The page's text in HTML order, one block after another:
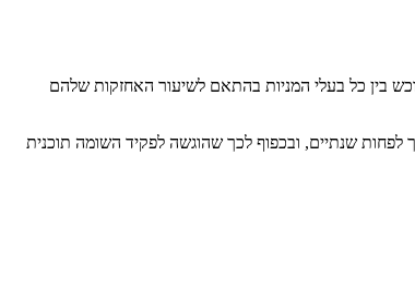
בין כל בעלי המניות בהתאם לשיעור האחזקות שלהם
אצל נאמן למשך לפחות שנתיים, ובכפוף לכך שהוגשה לפקיד השומה תוכנית